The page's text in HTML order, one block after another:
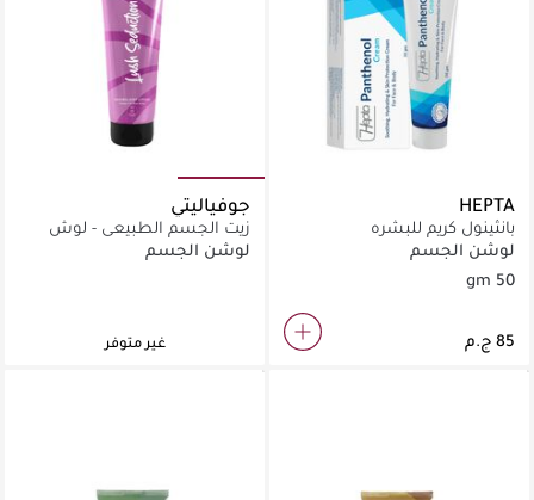
HEPTA
بانثينول كريم للبشره
لوشن الجسم
50 gm
جوفياليتي
زيت الجسم الطبيعي - لوش
سيداكشن ٢٤٠ مل
لوشن الجسم
غير متوفر